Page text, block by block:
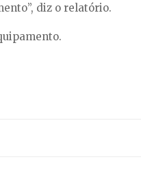
diz o relatório.